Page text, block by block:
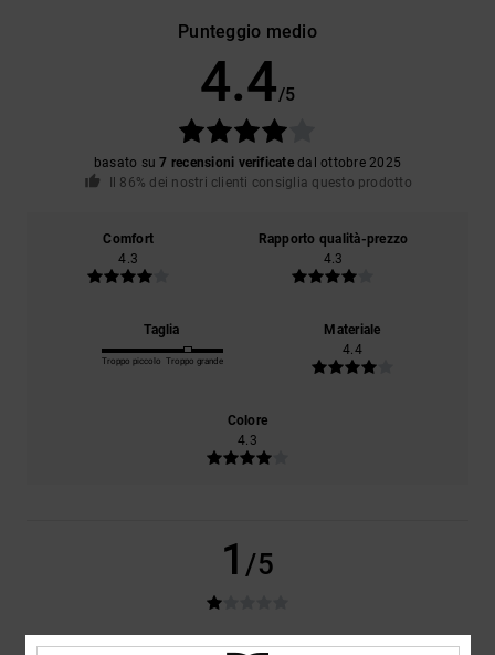
Punteggio medio
4.4/5
basato su7 recensioni verificatedal ottobre 2025
Il 86% dei nostri clienti consiglia questo prodotto
Comfort
4.3
Rapporto qualità-prezzo
4.3
Taglia
Troppo piccolo Troppo grande
Materiale
4.4
Colore
4.3
1 /5